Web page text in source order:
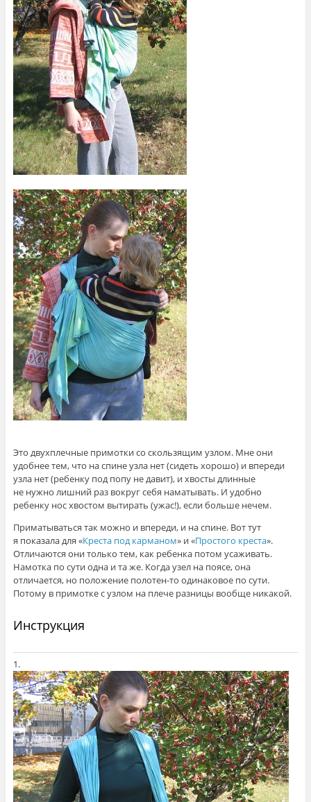
Это двухплечные примотки со скользящим узлом. Мне они
удобнее тем, что на спине узла нет (сидеть хорошо) и впереди
узла нет (ребенку под попу не давит), и хвосты длинные
не нужно лишний раз вокруг себя наматывать. И удобно
ребенку нос хвостом вытирать (ужас!), если больше нечем.
Приматываться так можно и впереди, и на спине. Вот тут
я показала для «Креста под карманом» и «Простого креста».
Отличаются они только тем, как ребенка потом усаживать.
Намотка по сути одна и та же. Когда узел на поясе, она
отличается, но положение полотен-то одинаковое по сути.
Потому в примотке с узлом на плече разницы вообще никакой.
Инструкция
1.